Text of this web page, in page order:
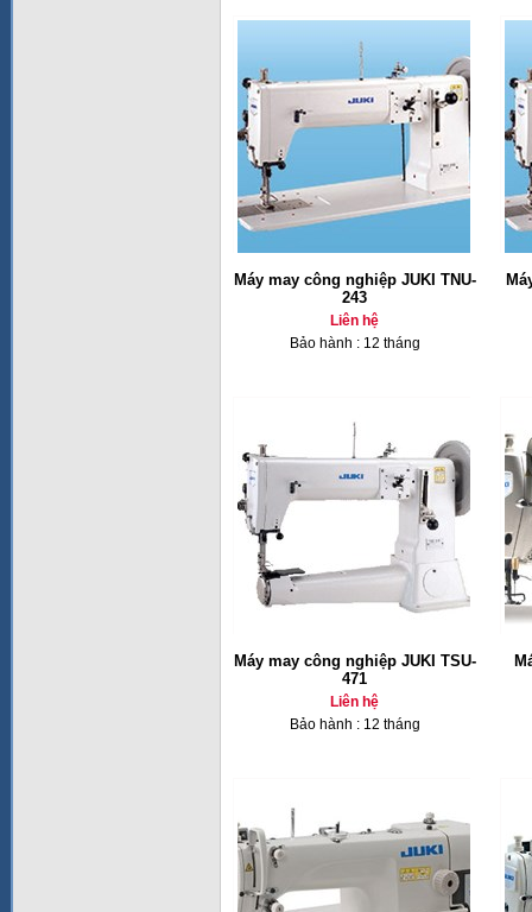
Máy may công nghiệp JUKI TNU-
243
Liên hệ
Bảo hành : 12 tháng
Máy may công nghiệp JUKI TSU-
471
Liên hệ
Bảo hành : 12 tháng